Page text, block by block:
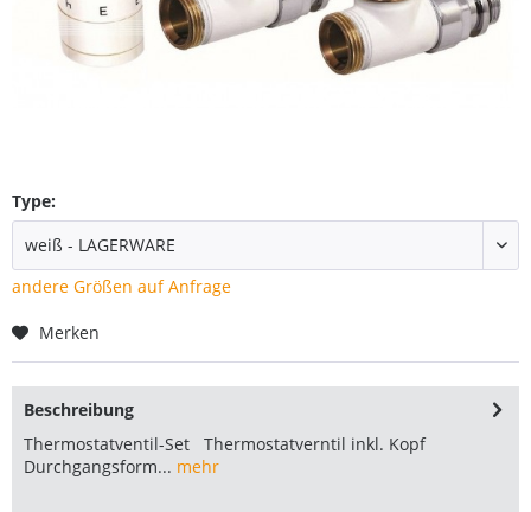
Type:
andere Größen auf Anfrage
Merken
Beschreibung
Thermostatventil-Set Thermostatverntil inkl. Kopf
Durchgangsform... mehr